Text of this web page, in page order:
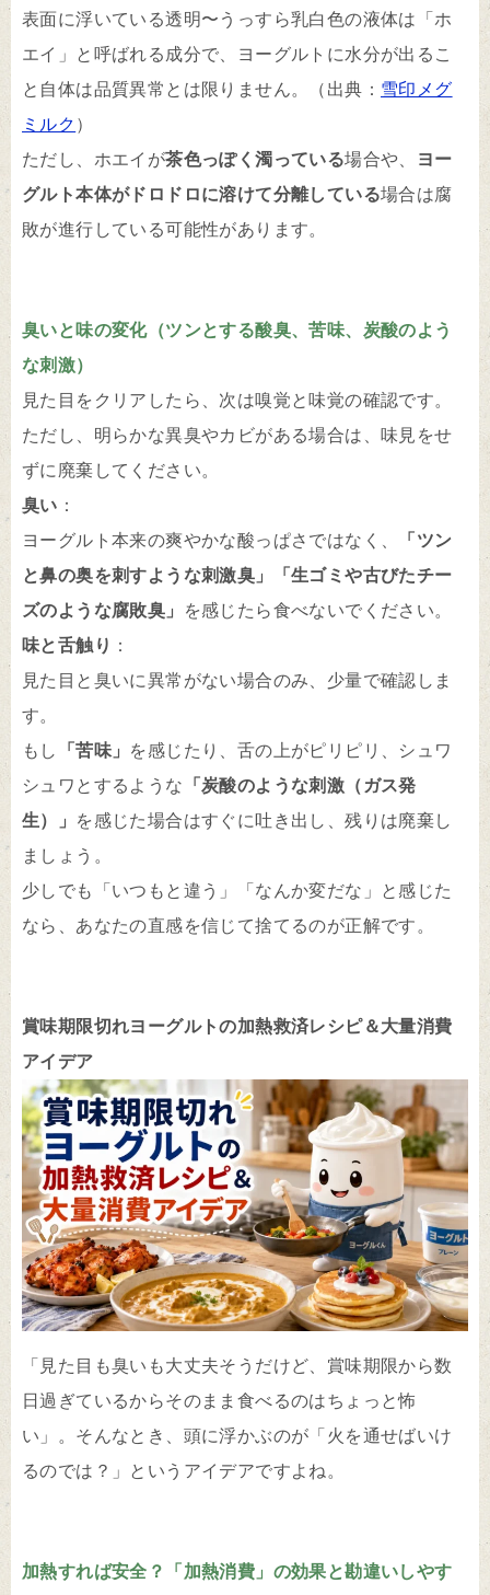
表面に浮いている透明〜うっすら乳白色の液体は「ホ
エイ」と呼ばれる成分で、ヨーグルトに水分が出るこ
と自体は品質異常とは限りません。（出典： 雪印メグ
ミルク ）
ただし、ホエイが茶色っぽく濁っている場合や、
ヨー
グルト本体がドロドロに溶けて分離している場合は腐
敗が進行している可能性があります。
臭いと味の変化（ツンとする酸臭、苦味、炭酸のよう
な刺激）
見た目をクリアしたら、次は嗅覚と味覚の確認です。
ただし、明らかな異臭やカビがある場合は、味見をせ
ずに廃棄してください。
臭い ：
ヨーグルト本来の爽やかな酸っぱさではなく、
「ツン
と鼻の奥を刺すような刺激臭」「生ゴミや古びたチー
ズのような腐敗臭」
を感じたら食べないでください。
味と舌触り ：
見た目と臭いに異常がない場合のみ、少量で確認しま
す。
もし
「苦味」 を感じたり、舌の上がピリピリ、シュワ
シュワとするような 「炭酸のような刺激（ガス発
生）」
を感じた場合はすぐに吐き出し、残りは廃棄し
ましょう。
少しでも「いつもと違う」「なんか変だな」と感じた
なら、あなたの直感を信じて捨てるのが正解です。
賞味期限切れヨーグルトの加熱救済レシピ＆大量消費
アイデア
「見た目も臭いも大丈夫そうだけど、賞味期限から数
日過ぎているからそのまま食べるのはちょっと怖
い」。そんなとき、頭に浮かぶのが「火を通せばいけ
るのでは？」というアイデアですよね。
加熱すれば安全？「加熱消費」の効果と勘違いしやす